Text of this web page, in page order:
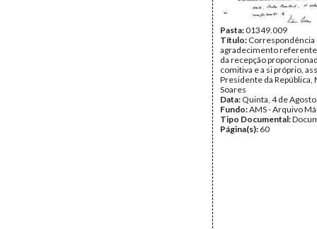
Pasta:01349.009
Título: Correspondência
agradecimento referente
da recepção
comitiva e a si próprio,
Presidente da República,
Soares
Data: Quinta, 4 de
Fundo:AMS - Arquivo
Tipo Documental:
Página(s): 60